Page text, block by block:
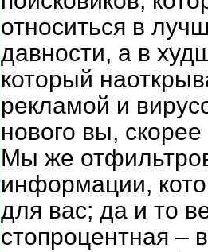
относиться в
давности, а в
который
рекламой и
нового вы, скорее
Мы же
информации,
для вас; да и то
стопроцентная –